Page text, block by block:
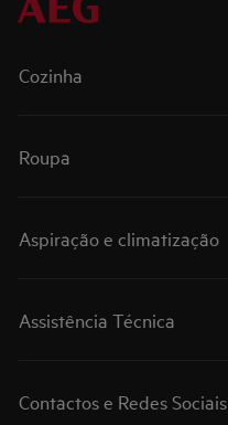
Cozinha
Roupa
Aspiração e climatização
Assistência Técnica
Contactos e Redes Sociais